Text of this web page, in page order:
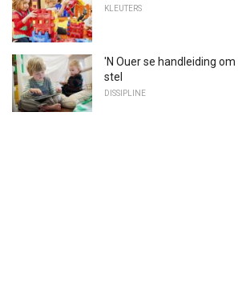
KLEUTERS
'N Ouer se handleiding
stel
DISSIPLINE